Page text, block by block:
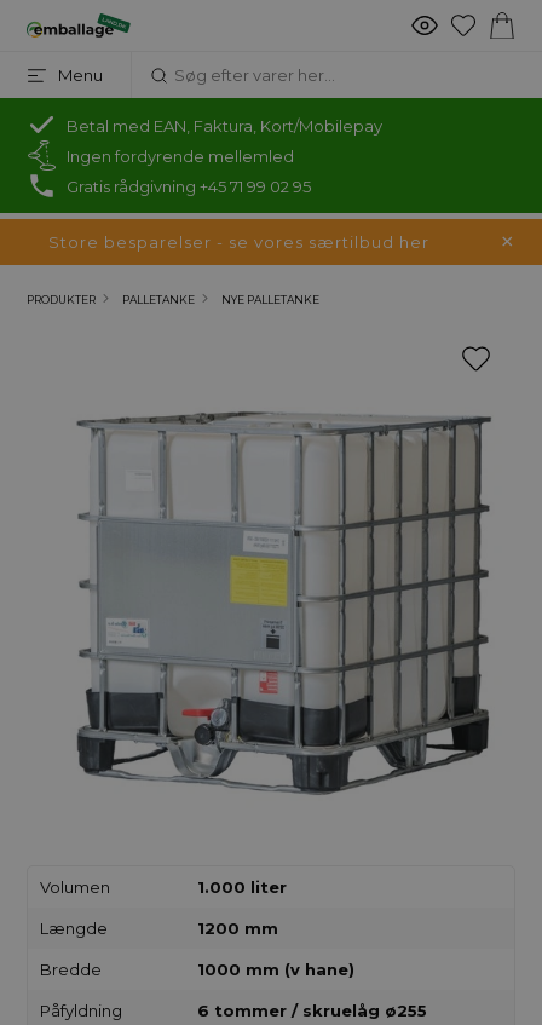
Menu
Betal med EAN, Faktura, Kort/Mobilepay
Ingen fordyrende mellemled
Gratis rådgivning +45 71 99 02 95
Store besparelser - se vores særtilbud her
PRODUKTER PALLETANKE NYE PALLETANKE
Volumen 1.000 liter
Længde 1200 mm
Bredde 1000 mm (v hane)
Påfyldning 6 tommer / skruelåg ø255